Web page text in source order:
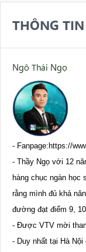
THÔNG
Ngô Thái Ngọ
- Fanpage:https://
- Thầy Ngọ với 12
hàng chục ngàn học
rằng mình đủ khả
đường đạt điểm 9,
- Được VTV mời
- Duy nhất tại Hà